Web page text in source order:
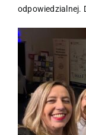
odpowiedzialnej.